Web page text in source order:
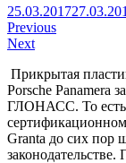
Артем
Краснов
25.03.2017
Навигация
по
записям
Previous
Next
Прикрытая
Porsche Panamera з
ГЛОНАСС. То есть
Granta до сих пор
законодательстве.